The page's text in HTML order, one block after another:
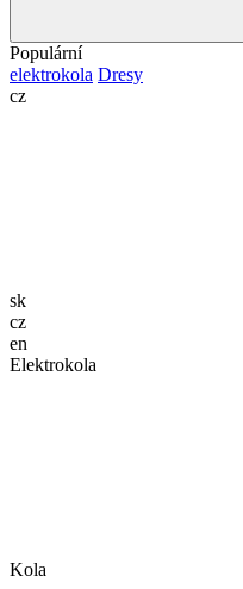
Populární
elektrokola Dresy
cz
sk
cz
en
Elektrokola
Kola